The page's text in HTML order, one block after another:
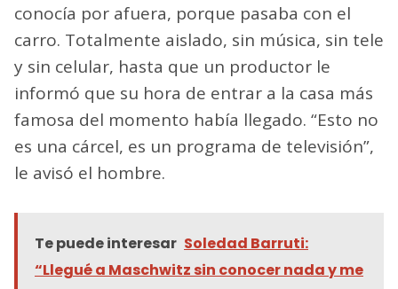
conocía por afuera, porque pasaba con el
carro. Totalmente aislado, sin música, sin tele
y sin celular, hasta que un productor le
informó que su hora de entrar a la casa más
famosa del momento había llegado. “Esto no
es una cárcel, es un programa de televisión”,
le avisó el hombre.
Te puede interesar Soledad Barruti:
“Llegué a Maschwitz sin conocer nada y me